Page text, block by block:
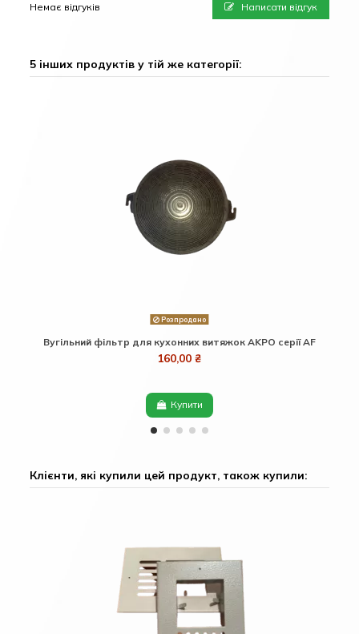
Немає відгуків Написати відгук
5 інших продуктів у тій же категорії:
Розпродано
Вугільний фільтр для кухонних витяжок AKPO серії AF
160,00 ₴
Купити
Клієнти, які купили цей продукт, також купили: